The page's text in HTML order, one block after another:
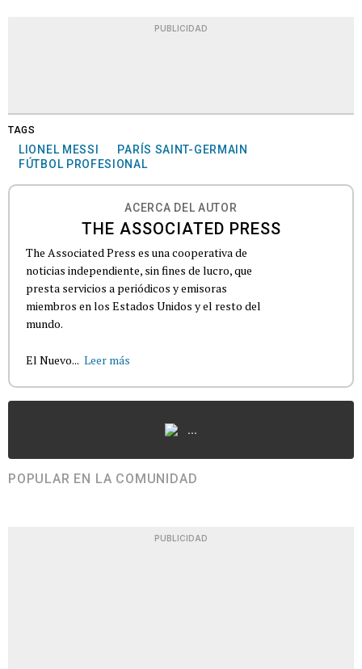
PUBLICIDAD
TAGS
LIONEL MESSI
PARÍS SAINT-GERMAIN
FÚTBOL PROFESIONAL
ACERCA DEL AUTOR
THE ASSOCIATED PRESS
The Associated Press es una cooperativa de
noticias independiente, sin fines de lucro, que
presta servicios a periódicos y emisoras
miembros en los Estados Unidos y el resto del
mundo.
El Nuevo... Leer más
...
POPULAR EN LA COMUNIDAD
PUBLICIDAD